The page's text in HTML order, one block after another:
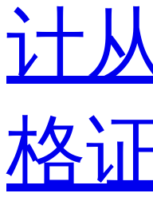
计
格